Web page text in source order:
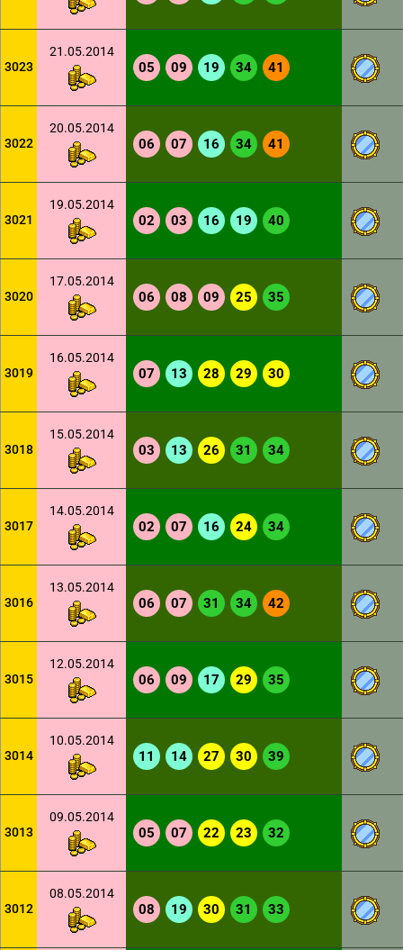
3023
21.05.2014
05 09 19 34 41
3022
20.05.2014
06 07 16 34 41
3021
19.05.2014
02 03 16 19 40
3020
17.05.2014
06 08 09 25 35
3019
16.05.2014
07 13 28 29 30
3018
15.05.2014
03 13 26 31 34
3017
14.05.2014
02 07 16 24 34
3016
13.05.2014
06 07 31 34 42
3015
12.05.2014
06 09 17 29 35
3014
10.05.2014
11 14 27 30 39
3013
09.05.2014
05 07 22 23 32
3012
08.05.2014
08 19 30 31 33